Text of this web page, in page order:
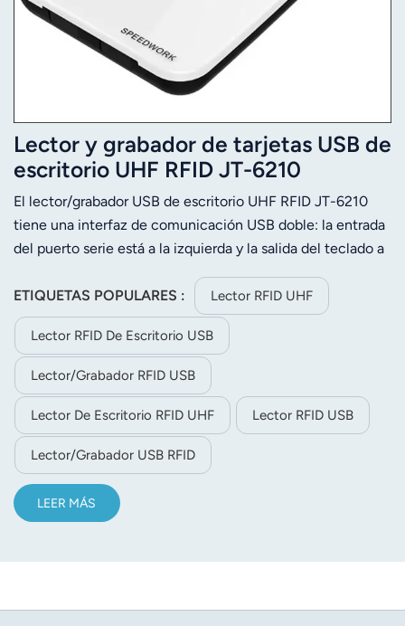
Lector y grabador de tarjetas USB de
escritorio UHF RFID JT-6210
El lector/grabador USB de escritorio UHF RFID JT-6210
tiene una interfaz de comunicación USB doble: la entrada
del puerto serie está a la izquierda y la salida del teclado a
ETIQUETAS POPULARES :
Lector RFID UHF
Lector RFID De Escritorio USB
Lector/grabador RFID USB
Lector De Escritorio RFID UHF Lector RFID USB
Lector/grabador USB RFID
LEER MÁS